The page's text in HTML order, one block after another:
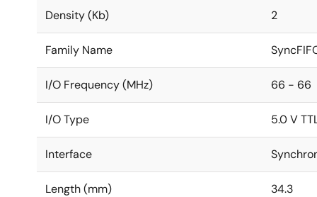
Density (Kb) 2
Family Name
I/O Frequency (MHz) 66 - 66
I/O Type 5.0 V
Interface
Length (mm) 34.3